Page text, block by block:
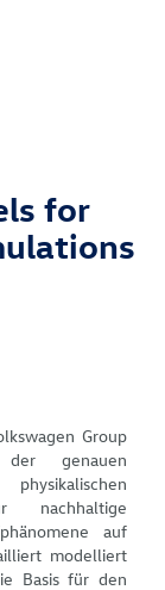
for
Group
genauen
nachhaltige
auf
modelliert
Basis für den